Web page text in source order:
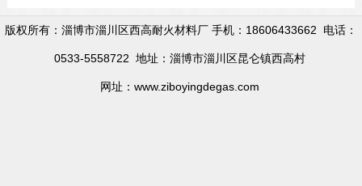
版权所有：淄博市淄川区西高耐火材料厂 手机：18606433662 电话：
0533-5558722 地址：淄博市淄川区昆仑镇西高村
网址：www.ziboyingdegas.com